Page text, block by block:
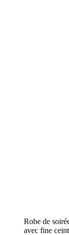
Robe de
avec fine